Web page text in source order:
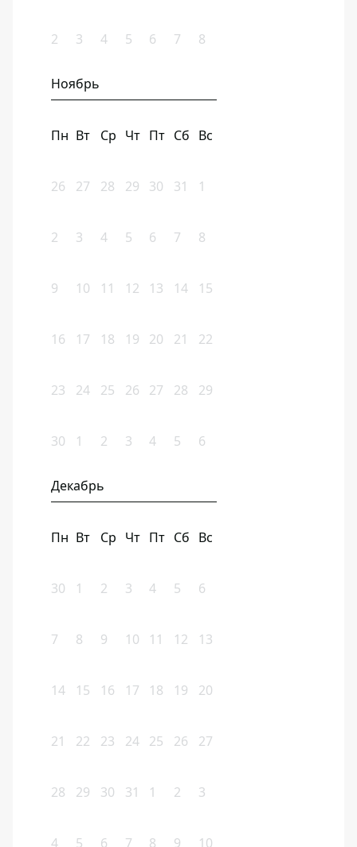
2 3 4 5 6 7 8
Ноябрь
Пн Вт Ср Чт Пт Сб Вс
26 27 28 29 30 31 1
2 3 4 5 6 7 8
9 10 11 12 13 14 15
16 17 18 19 20 21 22
23 24 25 26 27 28 29
30 1 2 3 4 5 6
Декабрь
Пн Вт Ср Чт Пт Сб Вс
30 1 2 3 4 5 6
7 8 9 10 11 12 13
14 15 16 17 18 19 20
21 22 23 24 25 26 27
28 29 30 31 1 2 3
4 5 6 7 8 9 10